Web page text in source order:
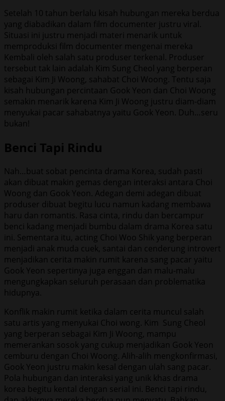
Setelah 10 tahun berlalu kisah hubungan mereka berdua
yang diabadikan dalam film documenter justru viral.
Situasi ini justru menjadi materi menarik untuk
memproduksi film documenter mengenai mereka
Kembali oleh salah satu produser terkenal. Produser
tersebut tak lain adalah Kim Sung Cheol yang berperan
sebagai Kim Ji Woong, sahabat Choi Woong. Tentu saja
kisah hubungan percintaan Gook Yeon dan Choi Woong
semakin menarik karena Kim Ji Woong justru diam-diam
menyukai pacar sahabatnya yaitu Gook Yeon. Duh…seru
bukan!
Benci Tapi Rindu
Nah…buat sobat pencinta drama Korea, sudah pasti
akan dibuat makin gemas dengan interaksi antara Choi
Woong dan Gook Yeon. Adegan demi adegan dibuat
produser dibuat begitu lucu namun kadang membawa
haru dan romantis. Rasa cinta, rindu dan bercampur
benci kadang menjadi bumbu dalam drama Korea satu
ini. Sementara itu, acting Choi Woo Shik yang berperan
menjadi anak muda cuek, santai dan cenderung introvert
menjadikan cerita makin rumit karena sang pacar yaitu
Gook Yeon sepertinya juga enggan dan malu-malu
mengungkapkan seluruh perasaan dan problematika
hidupnya.
Konflik makin rumit ketika dalam cerita muncul salah
satu artis yang menyukai Choi wong. Kim Sung Cheol
yang berperan sebagai Kim Ji Woong, mampu
memerankan sosok yang cukup menjadikan Gook Yeon
cemburu dengan Choi Woong. Alih-alih mengkonfirmasi,
Gook Yeon justru makin kesal dengan ulah sang pacar.
Pola hubungan dan interaksi yang unik khas drama
korea begitu kental dengan serial ini. Benci tapi rindu,